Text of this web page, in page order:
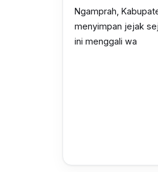
Ngamprah,
menyimpan jejak
ini menggali wa